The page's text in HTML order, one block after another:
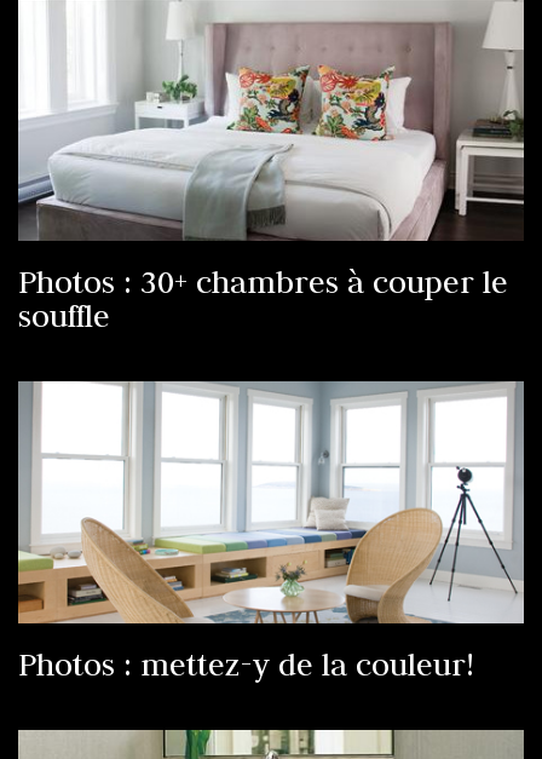
Photos : 30+ chambres à couper le
souffle
Photos : mettez-y de la couleur!